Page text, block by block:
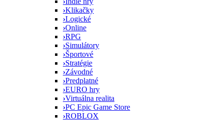
›Klikačky
›Logické
›Online
›RPG
›Simulátory
›Športové
›Stratégie
›Závodné
›Predplatné
›EURO hry
›Virtuálna realita
›PC Epic Game Store
›ROBLOX